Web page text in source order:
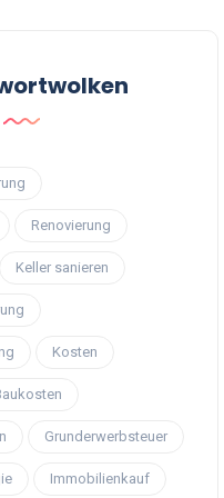
Renovierung
Keller sanieren
Kosten
Grunderwerbsteuer
Immobilienkauf